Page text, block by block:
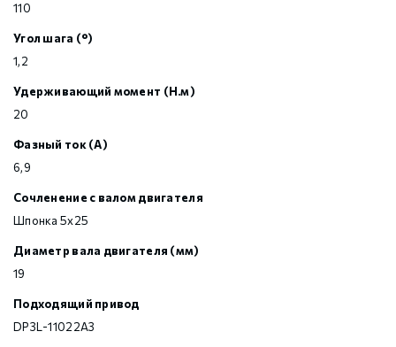
110
Угол шага (°)
1,2
Удерживающий момент (Н.м)
20
Фазный ток (А)
6,9
Сочленение с валом двигателя
Шпонка 5х25
Диаметр вала двигателя (мм)
19
Подходящий привод
DP3L-11022A3